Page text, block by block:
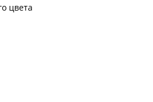
цвета